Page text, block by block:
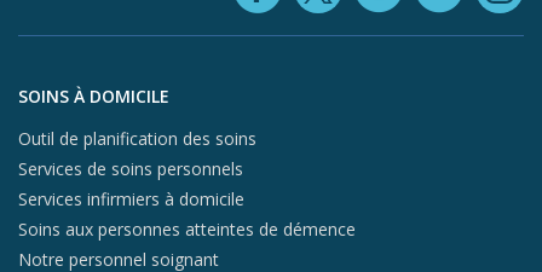
X (opens
Aller au contenu du pied de page
SOINS À DOMICILE
Outil de planification des soins
Services de soins personnels
Services infirmiers à domicile
Soins aux personnes atteintes de démence
Notre personnel soignant